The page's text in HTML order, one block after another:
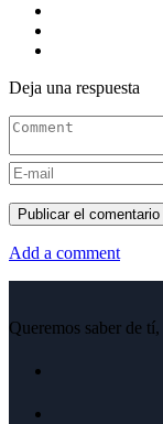
Deja una respuesta
Add a comment
Queremos saber de tí,